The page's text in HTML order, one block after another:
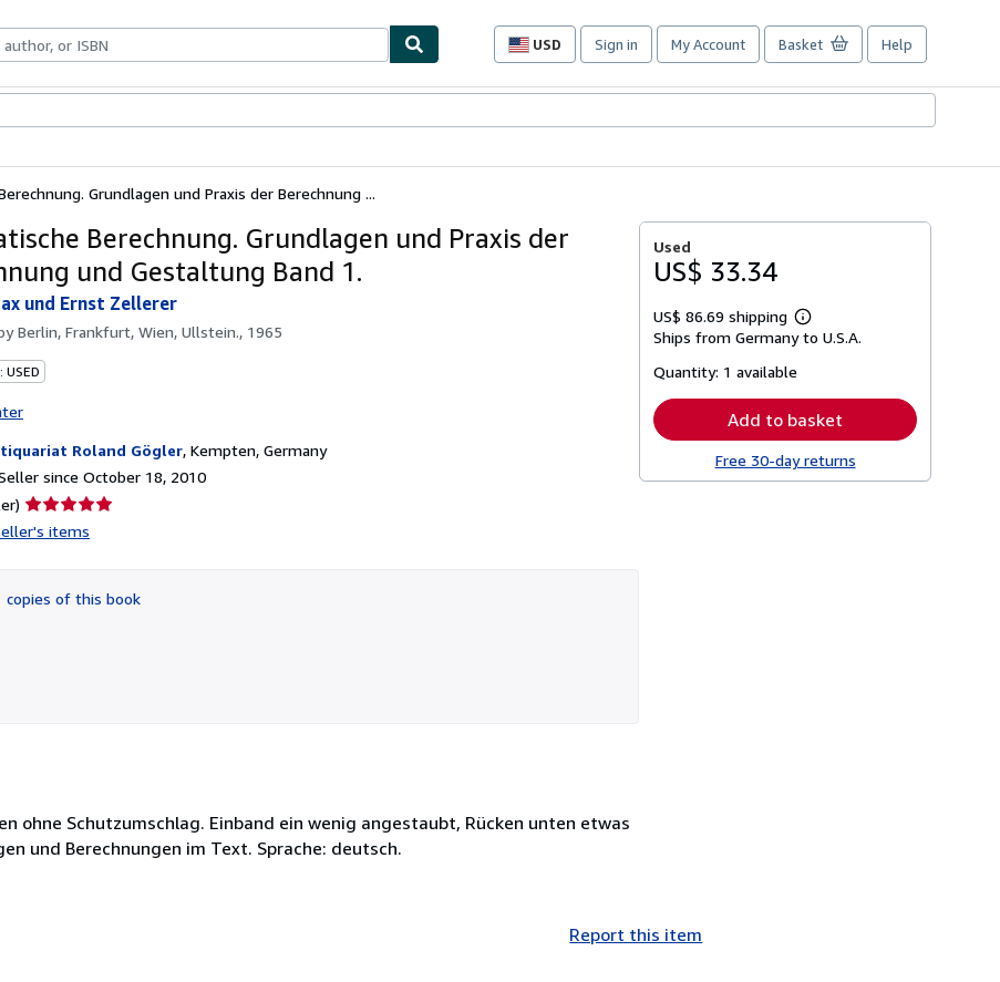
USD
Site
preferences
Sign in My Account Basket Help
Grundlagen und Praxis der Berechnung ...
Berechnung. Grundlagen und Praxis der
und Gestaltung Band 1.
und Ernst Zellerer
Berlin, Frankfurt, Wien, Ullstein., 1965
USED
Roland Gögler, Kempten, Germany
since October 18, 2010
Seller
rating
of
5
items
copies of this book
Used
US$ 33.34
US$ 86.69 shipping
Learn
more
Ships from Germany to U.S.A.
Quantity: 1 available
Add to basket
Free 30-day returns
ohne Schutzumschlag. Einband ein wenig angestaubt, Rücken unten etwas
und Berechnungen im Text. Sprache: deutsch.
Report this item